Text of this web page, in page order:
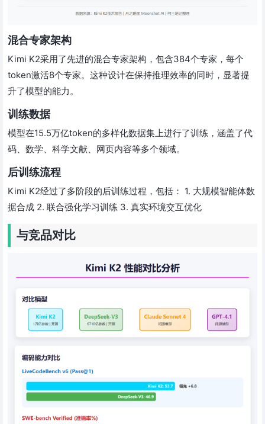
混合专家架构
Kimi K2采用了先进的混合专家架构，包含384个专家，每个
token激活8个专家。这种设计在保持推理效率的同时，显著提
升了模型的能力。
训练数据
模型在15.5万亿token的多样化数据集上进行了训练，涵盖了代
码、数学、科学文献、网页内容等多个领域。
后训练流程
Kimi K2经过了多阶段的后训练过程，包括： 1. 大规模智能体数
据合成 2. 联合强化学习训练 3. 真实环境交互优化
与竞品对比